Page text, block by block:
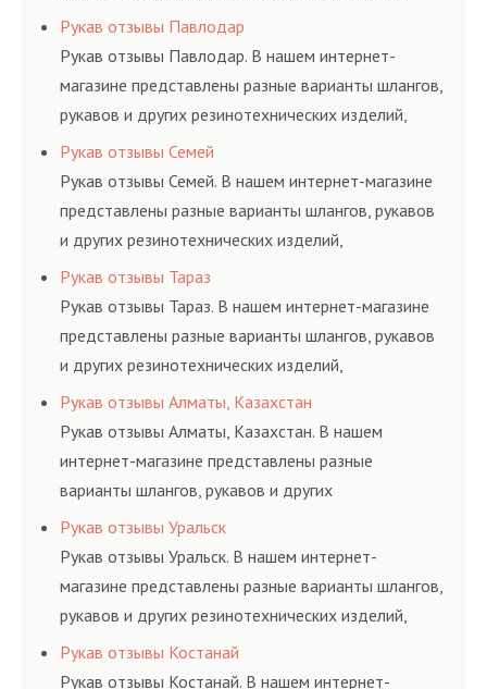
соответствующих ГОСТам, техническим условиям
и нормативам.
Рукав отзывы Павлодар
Рукав отзывы Павлодар. В нашем интернет-
магазине представлены разные варианты шлангов,
рукавов и других резинотехнических изделий,
соответствующих ГОСТам, техническим условиям
и нормативам.
Рукав отзывы Семей
Рукав отзывы Семей. В нашем интернет-магазине
представлены разные варианты шлангов, рукавов
и других резинотехнических изделий,
соответствующих ГОСТам, техническим условиям
и нормативам.
Рукав отзывы Тараз
Рукав отзывы Тараз. В нашем интернет-магазине
представлены разные варианты шлангов, рукавов
и других резинотехнических изделий,
соответствующих ГОСТам, техническим условиям
и нормативам.
Рукав отзывы Алматы, Казахстан
Рукав отзывы Алматы, Казахстан. В нашем
интернет-магазине представлены разные
варианты шлангов, рукавов и других
резинотехнических изделий, соответствующих
ГОСТам, техническим условиям и нормативам.
Рукав отзывы Уральск
Рукав отзывы Уральск. В нашем интернет-
магазине представлены разные варианты шлангов,
рукавов и других резинотехнических изделий,
соответствующих ГОСТам, техническим условиям
и нормативам.
Рукав отзывы Костанай
Рукав отзывы Костанай. В нашем интернет-